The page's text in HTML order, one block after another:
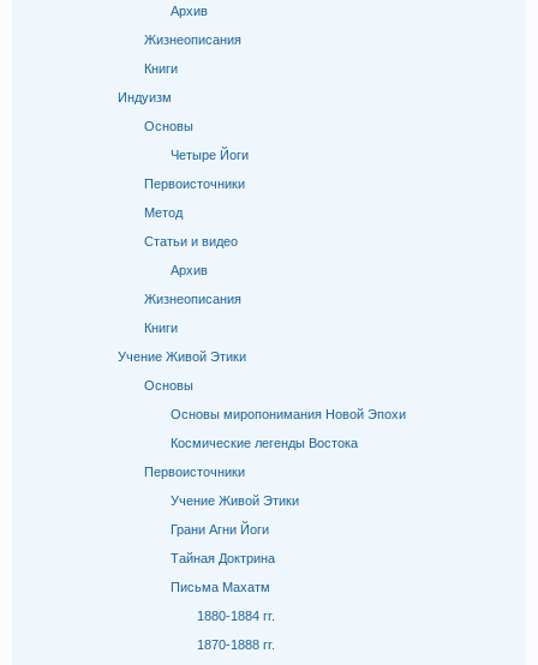
Архив
Жизнеописания
Книги
Индуизм
Основы
Четыре Йоги
Первоисточники
Метод
Статьи и видео
Архив
Жизнеописания
Книги
Учение Живой Этики
Основы
Основы миропонимания Новой Эпохи
Космические легенды Востока
Первоисточники
Учение Живой Этики
Грани Агни Йоги
Тайная Доктрина
Письма Махатм
1880-1884 гг.
1870-1888 гг.